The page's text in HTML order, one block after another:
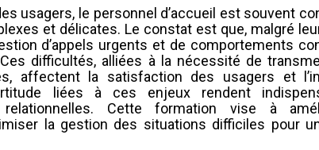
usagers, le personnel d’accueil est souvent
et délicates. Le constat est que, malgré
d’appels urgents et de comportements
difficultés, alliées à la nécessité de
affectent la satisfaction des usagers et
liées à ces enjeux rendent
Cette formation vise à
la gestion des situations difficiles pour